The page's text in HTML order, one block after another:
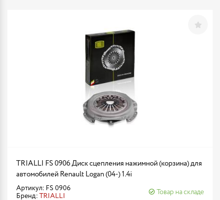
TRIALLI FS 0906 Диск сцепления нажимной (корзина) для
автомобилей Renault Logan (04-) 1.4i
Артикул: FS 0906
Бренд: TRIALLI
Товар на складе